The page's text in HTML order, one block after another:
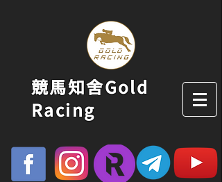
競馬知舍Gold
Racing